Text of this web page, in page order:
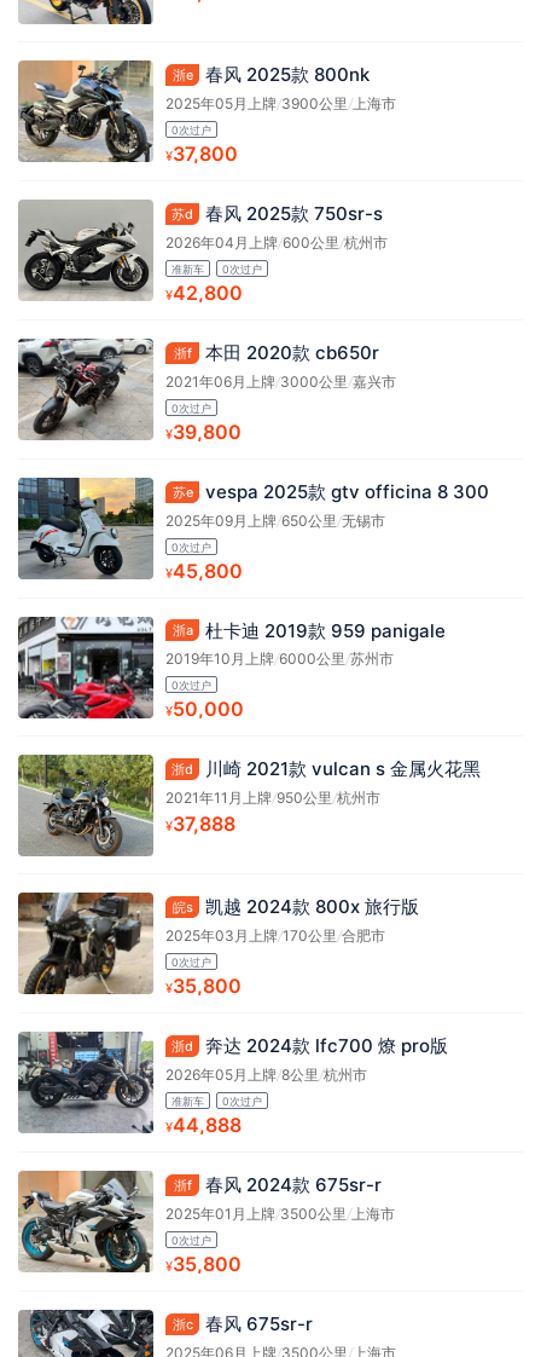
浙e 春风 2025款 800nk
2025年05月上牌/3900公里 /上海市
0次过户
¥37,800
苏d 春风 2025款 750sr-s
2026年04月上牌/600公里 /杭州市
准新车 0次过户
¥42,800
浙f 本田 2020款 cb650r
2021年06月上牌/3000公里 /嘉兴市
0次过户
¥39,800
苏e vespa 2025款 gtv officina 8 300
2025年09月上牌/650公里 /无锡市
0次过户
¥45,800
浙a 杜卡迪 2019款 959 panigale
2019年10月上牌/6000公里/苏州市
0次过户
¥50,000
浙d 川崎 2021款 vulcan s 金属火花黑
2021年11月上牌/950公里/杭州市
¥37,888
皖s 凯越 2024款 800x 旅行版
2025年03月上牌/170公里/合肥市
0次过户
¥35,800
浙d 奔达 2024款 lfc700 燎 pro版
2026年05月上牌/8公里/杭州市
准新车 0次过户
¥44,888
浙f 春风 2024款 675sr-r
2025年01月上牌/3500公里/上海市
0次过户
¥35,800
浙c 春风 675sr-r
2025年06月上牌/3500公里 /上海市